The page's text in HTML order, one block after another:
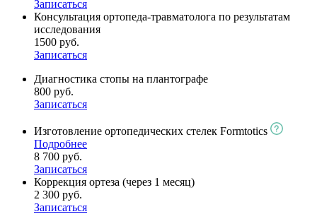
Записаться
Консультация ортопеда-травматолога по результатам
исследования
1500 руб.
Записаться
Диагностика стопы на плантографе
800 руб.
Записаться
Изготовление ортопедических стелек Formtotics
Подробнее
8 700 руб.
Записаться
Коррекция ортеза (через 1 месяц)
2 300 руб.
Записаться